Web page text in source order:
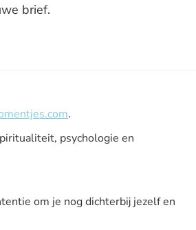
brief.
.
psychologie en
om je nog dichterbij jezelf en